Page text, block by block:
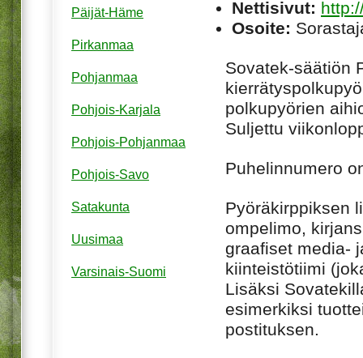
Nettisivut:
Osoite:
Sovatek-säätiön
polkupyörien
Suljettu
Puhelinnumero
Pyöräkirppiksen
ompelimo,
graafiset media-
kiinteistötiimi
Lisäksi
esimerkiksi
postituksen.
Päijät-Häme
Pirkanmaa
Pohjanmaa
Pohjois-Karjala
Pohjois-Pohjanmaa
Pohjois-Savo
Satakunta
Uusimaa
Varsinais-Suomi